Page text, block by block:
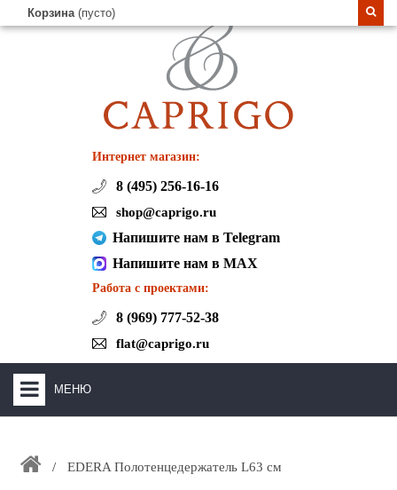
Корзина (пусто)
Интернет магазин:
8 (495) 256-16-16
shop@caprigo.ru
Напишите нам в Telegram
Напишите нам в MAX
Работа с проектами:
8 (969) 777-52-38
flat@caprigo.ru
МЕНЮ
ЗАКАЗАТЬ РАСЧЕТ КУХНИ CAPRIGO
EDERA Полотенцедержатель L63 см